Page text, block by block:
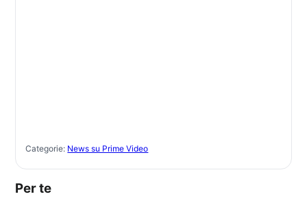
Categorie: News su Prime Video
Per te